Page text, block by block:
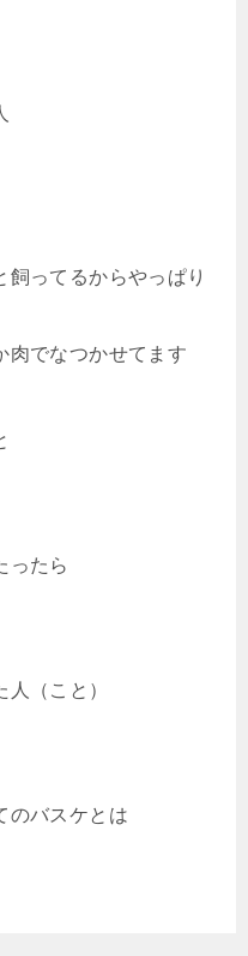
ってるからやっぱり
肉でなつかせてます
ったら
（こと）
のバスケとは